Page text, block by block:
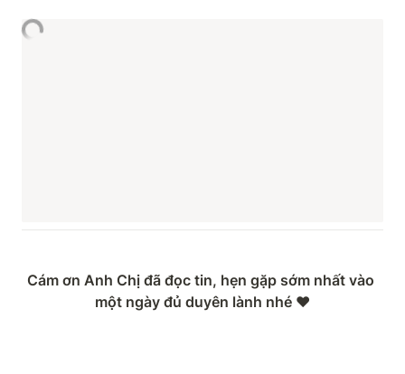
Cám ơn Anh Chị đã đọc tin, hẹn gặp sớm nhất vào
một ngày đủ duyên lành nhé ❤️